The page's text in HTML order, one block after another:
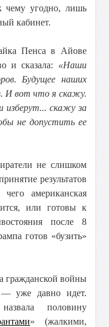
чему угодно, лишь
кабинет.
Пенса в Айове
и сказала: «Наши
Будущее наших
И вот что я скажу.
изберут... скажу за
не допустить ее
не слишком
результатов
американская
или готовы к
после 8
готов «бузить»
гражданской войны
— уже давно идет.
половину
» (жалкими,